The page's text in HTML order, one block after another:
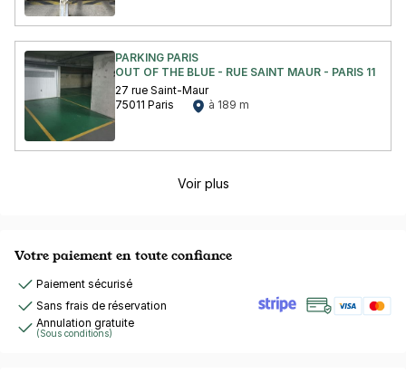
PARKING PARIS
OUT OF THE BLUE - RUE SAINT MAUR - PARIS 11
27 rue Saint-Maur
75011 Paris
à 189 m
Voir plus
Votre paiement en toute confiance
Paiement sécurisé
Sans frais de réservation
Annulation gratuite
(Sous conditions)